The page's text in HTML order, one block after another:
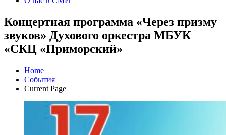
Концертная программа «Через призму
звуков» Духового оркестра МБУК
«СКЦ «Приморский»
Home
События
Current Page